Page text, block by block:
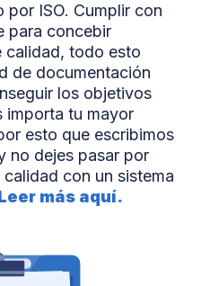
ISO. Cumplir con
para concebir
calidad, todo esto
de documentación
los objetivos
importa tu mayor
esto que escribimos
no dejes pasar por
con un sistema
más aquí.